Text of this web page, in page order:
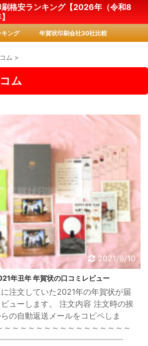
刷格安ランキング【2026年（令和8
キング 年賀状印刷会社30社比較
ム >
ム
2021/9/10
年丑年 年賀状の口コミレビュー
注文していた2021年の年賀状が届
ューします。 注文内容 注文時の挨
の自動返送メールをコピペしま
～～～～～～～～～～～～～～～